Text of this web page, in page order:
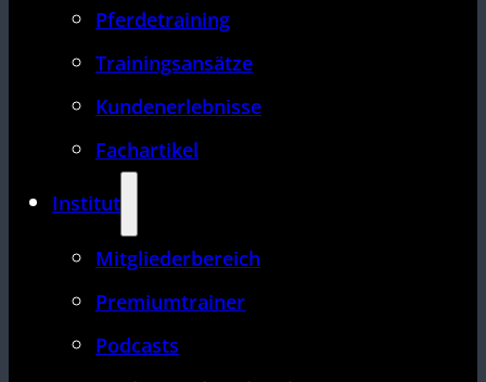
Pferdetraining
Trainingsansätze
Kundenerlebnisse
Fachartikel
Institut
Mitgliederbereich
Premiumtrainer
Podcasts